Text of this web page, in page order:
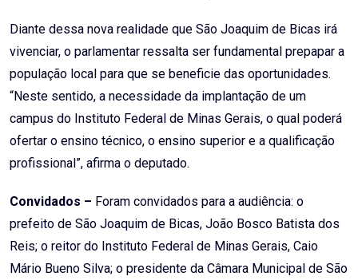
Diante dessa nova realidade que São Joaquim de Bicas irá
vivenciar, o parlamentar ressalta ser fundamental prepapar a
população local para que se beneficie das oportunidades.
“Neste sentido, a necessidade da implantação de um
campus do Instituto Federal de Minas Gerais, o qual poderá
ofertar o ensino técnico, o ensino superior e a qualificação
profissional”, afirma o deputado.
Convidados – Foram convidados para a audiência: o
prefeito de São Joaquim de Bicas, João Bosco Batista dos
Reis; o reitor do Instituto Federal de Minas Gerais, Caio
Mário Bueno Silva; o presidente da Câmara Municipal de São